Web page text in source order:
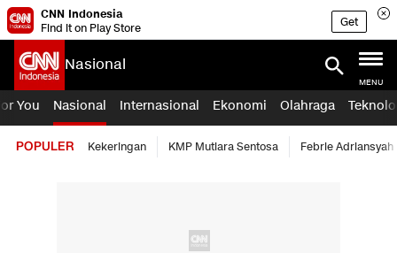
CNN Indonesia
Find it on Play Store
Get
Nasional
MENU
You Nasional Internasional Ekonomi Olahraga
POPULER Kekeringan KMP Mutiara Sentosa Febrie Adriansyah